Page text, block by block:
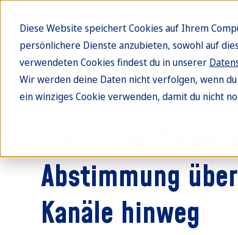
Diese Website speichert Cookies auf Ihrem
persönlichere Dienste anzubieten, sowohl auf
verwendeten Cookies findest du in unserer
Wir werden deine Daten nicht verfolgen, wenn
ein winziges Cookie verwenden, damit du nicht
Abstimmung
Kanäle hinweg